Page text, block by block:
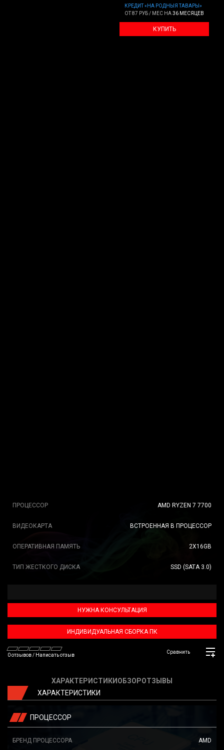
КРЕДИТ «НА РОДНЫЯ ТАВАРЫ»
ОТ87 РУБ / МЕС НА36 МЕСЯЦЕВ
КУПИТЬ
ПРОЦЕССОР AMD RYZEN 7 7700
ВИДЕОКАРТА ВСТРОЕННАЯ В ПРОЦЕССОР
ОПЕРАТИВНАЯ ПАМЯТЬ 2X16GB
ТИП ЖЕСТКОГО ДИСКА SSD (SATA 3.0)
НУЖНА КОНСУЛЬТАЦИЯ
ИНДИВИДУАЛЬНАЯ СБОРКА ПК
0 отзывов/ Написать отзыв
Сравнить
ХАРАКТЕРИСТИКИ ОБЗОРОТЗЫВЫ
ХАРАКТЕРИСТИКИ
ПРОЦЕССОР
БРЕНД ПРОЦЕССОРА AMD